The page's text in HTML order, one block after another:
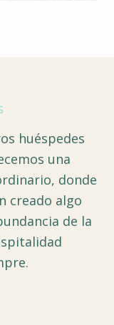
huéspedes
una
donde
creado algo
de la